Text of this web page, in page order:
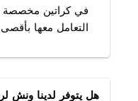
في كراتين
التعامل معها
هل يتوفر لدينا ونش